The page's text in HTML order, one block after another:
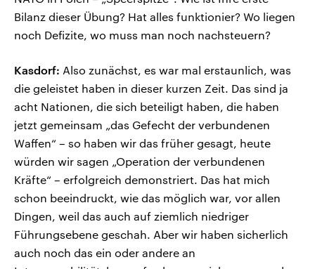
Bilanz dieser Übung? Hat alles funktionier? Wo liegen
noch Defizite, wo muss man noch nachsteuern?
Kasdorf: Also zunächst, es war mal erstaunlich, was
die geleistet haben in dieser kurzen Zeit. Das sind ja
acht Nationen, die sich beteiligt haben, die haben
jetzt gemeinsam „das Gefecht der verbundenen
Waffen“ – so haben wir das früher gesagt, heute
würden wir sagen „Operation der verbundenen
Kräfte“ – erfolgreich demonstriert. Das hat mich
schon beeindruckt, wie das möglich war, vor allen
Dingen, weil das auch auf ziemlich niedriger
Führungsebene geschah. Aber wir haben sicherlich
auch noch das ein oder andere an